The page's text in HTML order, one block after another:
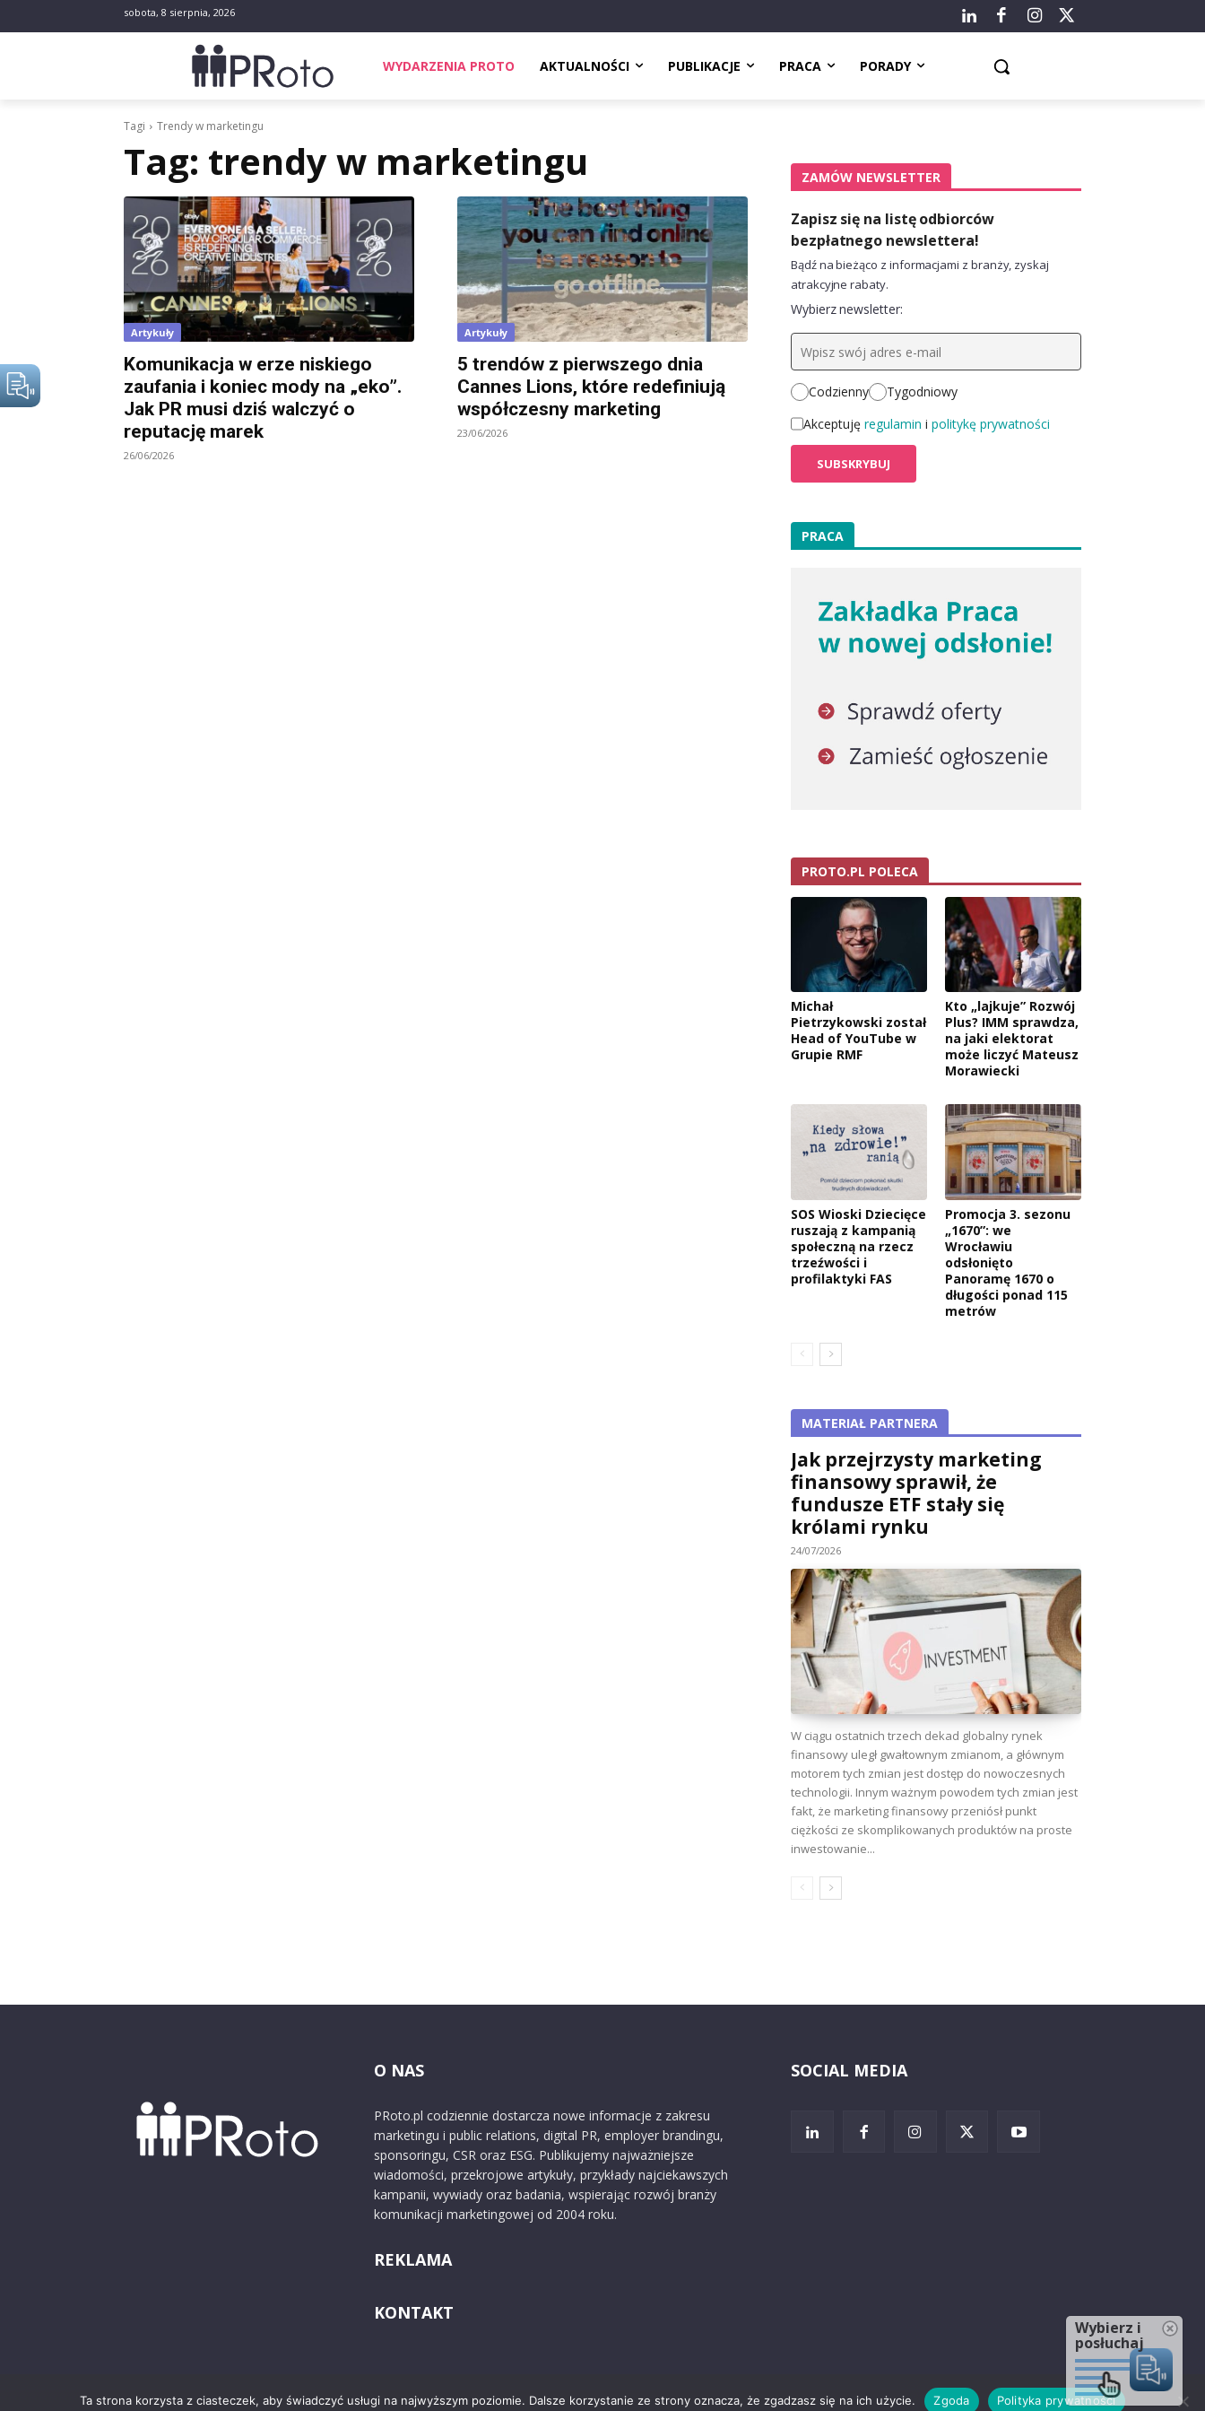
sobota, 8 sierpnia, 2026
WYDARZENIA PROTO AKTUALNOŚCI PUBLIKACJE PRACA PORADY
Tagi Trendy w marketingu
Tag: trendy w marketingu
Artykuły
Komunikacja w erze niskiego
zaufania i koniec mody na „eko”.
Jak PR musi dziś walczyć o
reputację marek
26/06/2026
Artykuły
5 trendów z pierwszego dnia
Cannes Lions, które redefiniują
współczesny marketing
23/06/2026
ZAMÓW NEWSLETTER
Zapisz się na listę odbiorców
bezpłatnego newslettera!
Bądź na bieżąco z informacjami z branży, zyskaj
atrakcyjne rabaty.
Wybierz newsletter:
Codzienny
Tygodniowy
Akceptuję regulamin i politykę prywatności
PRACA
PROTO.PL POLECA
Michał
Pietrzykowski został
Head of YouTube w
Grupie RMF
Kto „lajkuje” Rozwój
Plus? IMM sprawdza,
na jaki elektorat
może liczyć Mateusz
Morawiecki
SOS Wioski Dziecięce
ruszają z kampanią
społeczną na rzecz
trzeźwości i
profilaktyki FAS
Promocja 3. sezonu
„1670”: we
Wrocławiu
odsłonięto
Panoramę 1670 o
długości ponad 115
metrów
MATERIAŁ PARTNERA
Jak przejrzysty marketing
finansowy sprawił, że
fundusze ETF stały się
królami rynku
24/07/2026
W ciągu ostatnich trzech dekad globalny rynek
finansowy uległ gwałtownym zmianom, a głównym
motorem tych zmian jest dostęp do nowoczesnych
technologii. Innym ważnym powodem tych zmian jest
fakt, że marketing finansowy przeniósł punkt
ciężkości ze skomplikowanych produktów na proste
inwestowanie...
O NAS
PRoto.pl codziennie dostarcza nowe informacje z zakresu
marketingu i public relations, digital PR, employer brandingu,
sponsoringu, CSR oraz ESG. Publikujemy najważniejsze
wiadomości, przekrojowe artykuły, przykłady najciekawszych
kampanii, wywiady oraz badania, wspierając rozwój branży
komunikacji marketingowej od 2004 roku.
REKLAMA
KONTAKT
SOCIAL MEDIA
Ta strona korzysta z ciasteczek, aby świadczyć usługi na najwyższym poziomie. Dalsze korzystanie ze strony oznacza, że zgadzasz się na ich użycie. Zgoda Polityka prywatności
Wybierz i
posłuchaj